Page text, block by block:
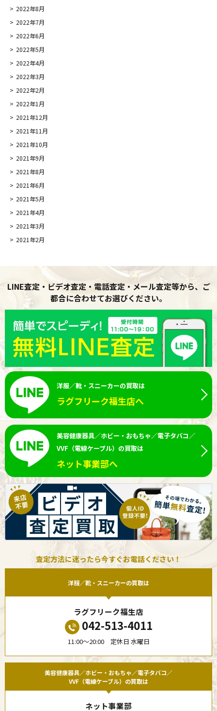
2022年8月
2022年7月
2022年6月
2022年5月
2022年4月
2022年3月
2022年2月
2022年1月
2021年12月
2021年11月
2021年10月
2021年9月
2021年8月
2021年6月
2021年5月
2021年4月
2021年3月
2021年2月
LINE査定・ビデオ査定・電話査定・メール査定等から、ご
都合に合わせてお選びください。
洋服／靴・スニーカーの買取は
ラグフリーク福生店へ
美容健康器具／ホビー・おもちゃ／電子タバコ／
VVF（電線ケーブル）の買取は
ネット事業部へ
査定方法に迷ったら今すぐお電話ください！
洋服／靴・スニーカーの買取は
ラグフリーク福生店
042-513-4011
11:00〜20:00 定休日 水曜日
美容健康器具／ホビー・おもちゃ／電子タバコ／
VVF（電線ケーブル）の買取は
ネット事業部